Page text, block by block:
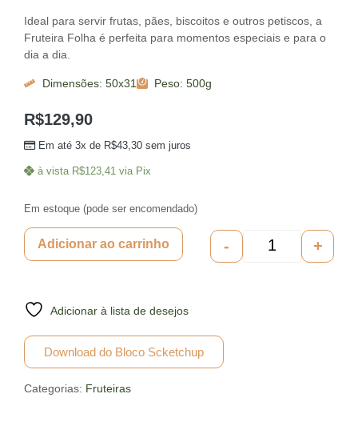
Ideal para servir frutas, pães, biscoitos e outros petiscos, a
Fruteira Folha é perfeita para momentos especiais e para o
dia a dia.
Dimensões: 50x31 Peso: 500g
R$129,90
Em até 3x de R$43,30 sem juros
à vista R$123,41 via Pix
Em estoque (pode ser encomendado)
- +
Adicionar ao carrinho
Adicionar à lista de desejos
Download do Bloco Scketchup
Categorias: Fruteiras